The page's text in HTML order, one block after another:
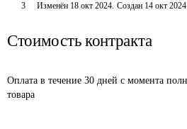
3 Изменён 18 окт 2024. Создан 14 окт 2024
Стоимость контракта
Оплата в течение 30 дней с момента
товара